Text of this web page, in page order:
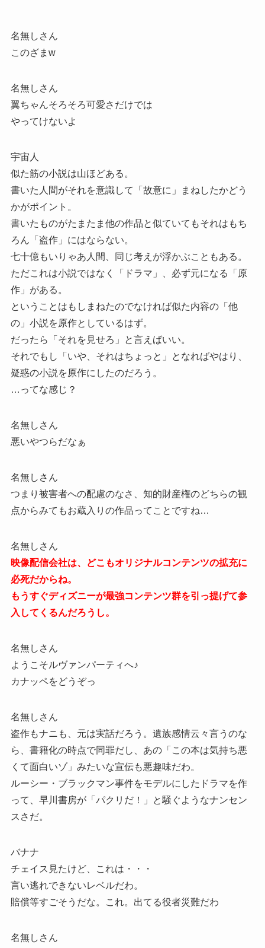
名無しさん
このざまw
名無しさん
翼ちゃんそろそろ可愛さだけでは
やってけないよ
宇宙人
似た筋の小説は山ほどある。
書いた人間がそれを意識して「故意に」まねしたかどう
かがポイント。
書いたものがたまたま他の作品と似ていてもそれはもち
ろん「盗作」にはならない。
七十億もいりゃあ人間、同じ考えが浮かぶこともある。
ただこれは小説ではなく「ドラマ」、必ず元になる「原
作」がある。
ということはもしまねたのでなければ似た内容の「他
の」小説を原作としているはず。
だったら「それを見せろ」と言えばいい。
それでもし「いや、それはちょっと」となればやはり、
疑惑の小説を原作にしたのだろう。
…ってな感じ？
名無しさん
悪いやつらだなぁ
名無しさん
つまり被害者への配慮のなさ、知的財産権のどちらの観
点からみてもお蔵入りの作品ってことですね…
名無しさん
映像配信会社は、どこもオリジナルコンテンツの拡充に
必死だからね。
もうすぐディズニーが最強コンテンツ群を引っ提げて参
入してくるんだろうし。
名無しさん
ようこそルヴァンパーティへ♪
カナッペをどうぞっ
名無しさん
盗作もナニも、元は実話だろう。遺族感情云々言うのな
ら、書籍化の時点で同罪だし、あの「この本は気持ち悪
くて面白いゾ」みたいな宣伝も悪趣味だわ。
ルーシー・ブラックマン事件をモデルにしたドラマを作
って、早川書房が「パクリだ！」と騒ぐようなナンセン
スさだ。
バナナ
チェイス見たけど、これは・・・
言い逃れできないレベルだわ。
賠償等すごそうだな。これ。出てる役者災難だわ
名無しさん